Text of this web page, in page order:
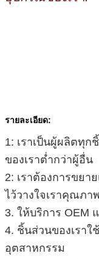
รายละเอียด:
1: เราเป็นผู้ผลิตทุก
ของเราต่ำกว่าผู้อื่น
2: เราต้องการขยา
ไว้วางใจเราคุณภา
3. ให้บริการ OEM
4. ชิ้นส่วนของเราใ
อุตสาหกรรม